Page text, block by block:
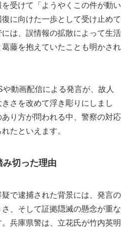
受けて「ようやくこの件が動い
に向けた一歩として受け止めて
は、誤情報の拡散によって生活
藤を抱えていたことも明かされ
動画配信による発言が、故人
さを改めて浮き彫りにしまし
り方が問われる中、警察の対応
たといえます。
切った理由
で逮捕された背景には、発言の
、そして証拠隠滅の懸念が重な
兵庫県警は、立花氏が竹内英明